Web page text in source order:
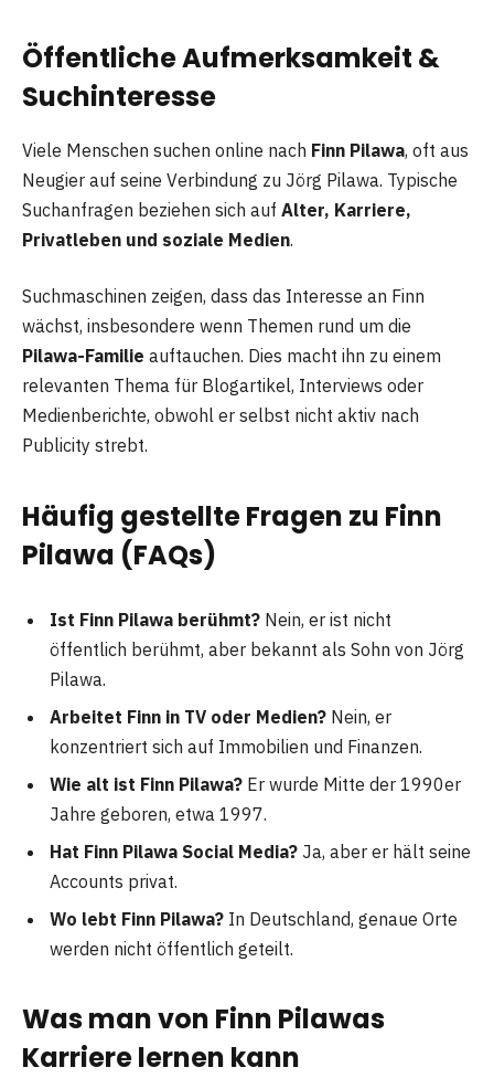
Öffentliche Aufmerksamkeit &
Suchinteresse
Viele Menschen suchen online nach Finn Pilawa, oft aus
Neugier auf seine Verbindung zu Jörg Pilawa. Typische
Suchanfragen beziehen sich auf Alter, Karriere,
Privatleben und soziale Medien.
Suchmaschinen zeigen, dass das Interesse an Finn
wächst, insbesondere wenn Themen rund um die
Pilawa-Familie auftauchen. Dies macht ihn zu einem
relevanten Thema für Blogartikel, Interviews oder
Medienberichte, obwohl er selbst nicht aktiv nach
Publicity strebt.
Häufig gestellte Fragen zu Finn
Pilawa (FAQs)
Ist Finn Pilawa berühmt? Nein, er ist nicht
öffentlich berühmt, aber bekannt als Sohn von Jörg
Pilawa.
Arbeitet Finn in TV oder Medien? Nein, er
konzentriert sich auf Immobilien und Finanzen.
Wie alt ist Finn Pilawa? Er wurde Mitte der 1990er
Jahre geboren, etwa 1997.
Hat Finn Pilawa Social Media? Ja, aber er hält seine
Accounts privat.
Wo lebt Finn Pilawa? In Deutschland, genaue Orte
werden nicht öffentlich geteilt.
Was man von Finn Pilawas
Karriere lernen kann